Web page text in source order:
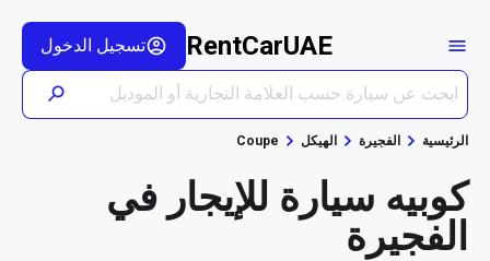
RentCarUAE تسجيل الدخول
الرئيسية الفجيرة الهيكل Coupe
كوبيه سيارة للإيجار في
الفجيرة